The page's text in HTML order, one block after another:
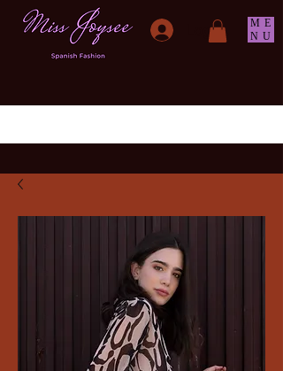
Log ind
ME
NU